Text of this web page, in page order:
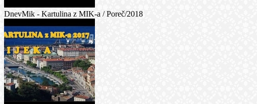
DnevMik - Kartulina z MIK-a / Poreč/2018